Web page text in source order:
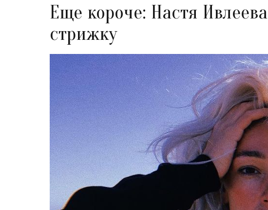
Еще короче: Настя
стрижку